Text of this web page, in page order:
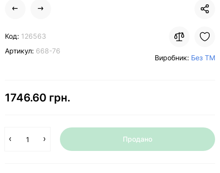
Код: 126563
Артикул: 668-76
Виробник: Без ТМ
1746.60 грн.
Продано